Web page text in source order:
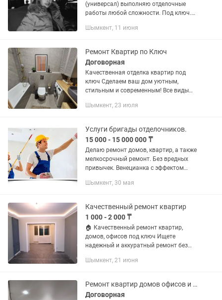
(универсал) выполняю отделочные
работы любой сложности. Под ключ.
плитки (кафеля) любой формат.
Шымкент, 11 июня
Ремонт Квартир по Ключ
Договорная
Качественная отделка квартир под
ключ Сделаем ваш дом уютным,
стильным и современным! Все виды
шпаклёвка - Покраска стен и потолков -
Шымкент, 23 июля
Услуги бригады отделочников.
15 000 - 15 000 000 ₸
Делаю ремонт домов, квартир, а также
мелкосрочный ремонт. Без вредных
привычек. Венецианка с эффектом
Кафель, Левкас, обои, плинтуса,
Шымкент, 30 мая
Качественный ремонт квартир
1 000 - 2 000 ₸
🏠 Качественный ремонт квартир,
домов, офисов под ключ Ищете
надежный и аккуратный ремонт без
внутреннюю отделку любой сложности
🔧...
Шымкент, 21 июня
Ремонт квартир домов офисов и т. Д
Договорная